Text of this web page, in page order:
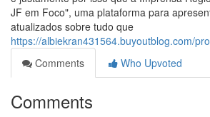
JF em Foco", uma plataforma para
atualizados sobre tudo que
https://albiekran431564.buyoutblog.com/
Comments
Who Upvoted
Comments